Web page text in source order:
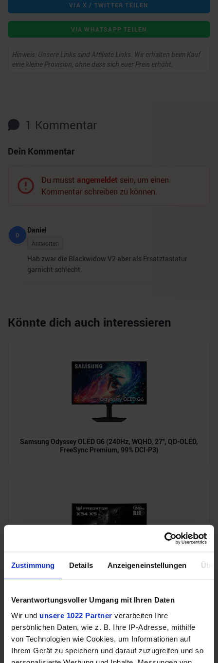
Zustimmung Details Anzeigeneinstellungen
Verantwortungsvoller Umgang mit Ihren Daten
Wir und unsere 1022 Partner verarbeiten Ihre
persönlichen Daten, wie z. B. Ihre IP-Adresse, mithilfe
von Technologien wie Cookies, um Informationen auf
Ihrem Gerät zu speichern und darauf zuzugreifen und so
VIA X / TWITTER TEILEN
VIA WHATSAPP TEILEN
Hinweis: Unsere Links sind Affiliate Links. Wir erhalten beim Kauf
eine kleine Provision, ohne dass sich euer Preis erhöht.
1 Kommentar
Dein Kommentar
Du musst angemeldet sein, um einen
Kommentar schreiben zu können.
D
Daniel
Antworten
Hab zwar die Blackwidow V2 aber als Ersatztastatur
garnicht schlecht.
Könnte dich auch interessieren
Samsung Odyssey OLED G6 (240Hz, WQHD, 27", QD-OLED,
FreeSync Premium, 99% DCI-P3)
Acer Predator Ultrawide (240Hz, UWQHD, QD-OLED,